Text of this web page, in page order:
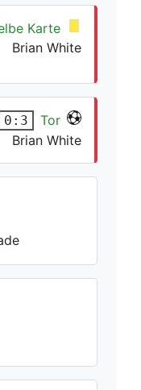
Karte
Brian White
0:3
Tor
Brian White